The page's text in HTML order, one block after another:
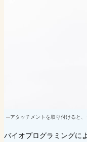
アタッチメントを取り付けると
バイオプログラミングによ